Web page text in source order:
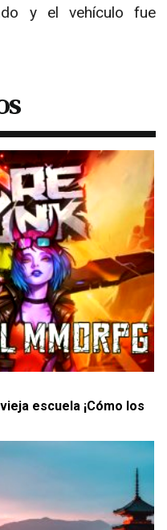
y el vehículo fue
escuela ¡Cómo los